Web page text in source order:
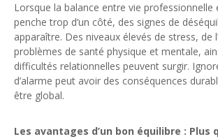
Lorsque la balance entre vie professionnelle
penche trop d’un côté, des signes de
apparaître. Des niveaux élevés de stress, de
problèmes de santé physique et mentale,
difficultés relationnelles peuvent surgir.
d’alarme peut avoir des conséquences
être global.
Les avantages d’un bon équilibre : Plus